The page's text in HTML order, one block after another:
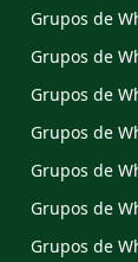
Grupos de
Grupos de
Grupos de
Grupos de
Grupos de
Grupos de
Grupos de